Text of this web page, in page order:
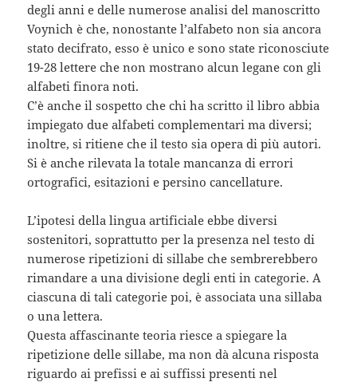
degli anni e delle numerose analisi del manoscritto
Voynich è che, nonostante l’alfabeto non sia ancora
stato decifrato, esso è unico e sono state riconosciute
19-28 lettere che non mostrano alcun legane con gli
alfabeti finora noti.
C’è anche il sospetto che chi ha scritto il libro abbia
impiegato due alfabeti complementari ma diversi;
inoltre, si ritiene che il testo sia opera di più autori.
Si è anche rilevata la totale mancanza di errori
ortografici, esitazioni e persino cancellature.
L’ipotesi della lingua artificiale ebbe diversi
sostenitori, soprattutto per la presenza nel testo di
numerose ripetizioni di sillabe che sembrerebbero
rimandare a una divisione degli enti in categorie. A
ciascuna di tali categorie poi, è associata una sillaba
o una lettera.
Questa affascinante teoria riesce a spiegare la
ripetizione delle sillabe, ma non dà alcuna risposta
riguardo ai prefissi e ai suffissi presenti nel